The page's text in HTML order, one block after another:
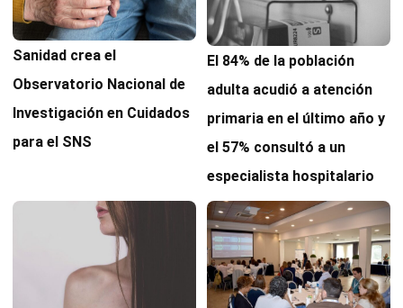
Sanidad crea el
Observatorio Nacional de
Investigación en Cuidados
para el SNS
El 84% de la población
adulta acudió a atención
primaria en el último año y
el 57% consultó a un
especialista hospitalario